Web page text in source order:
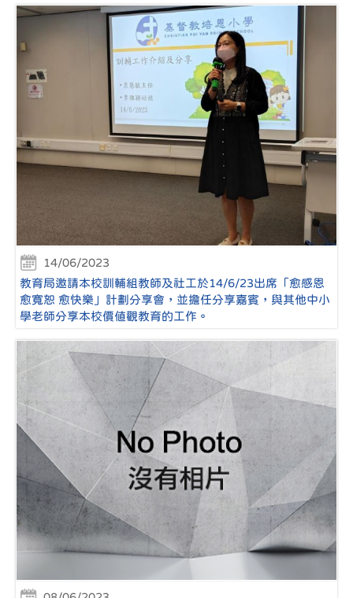
14/06/2023
教育局邀請本校訓輔組教師及社工於14/6/23出席「愈感恩
愈寬恕 愈快樂」計劃分享會，並擔任分享嘉賓，與其他中小
學老師分享本校價值觀教育的工作。